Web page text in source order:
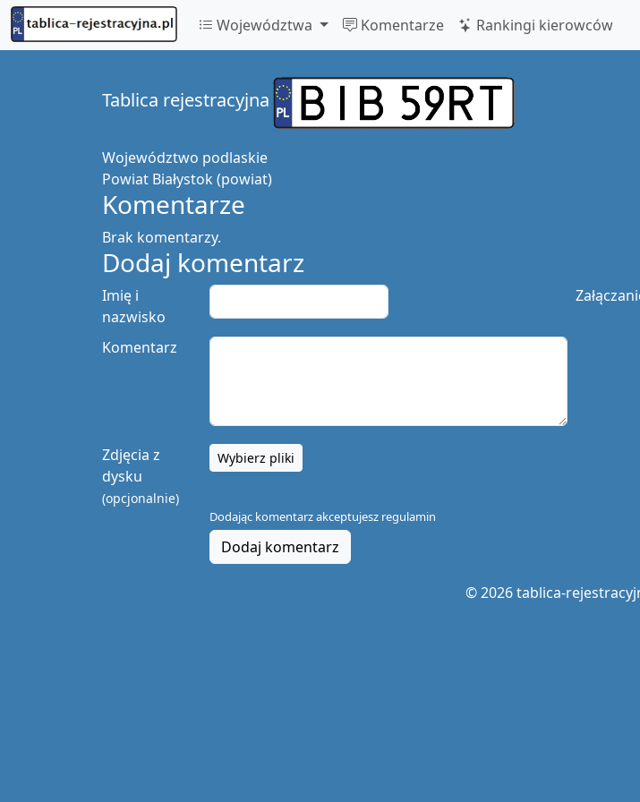
Województwa Komentarze Rankingi kierowców
Tablica rejestracyjna
Województwo podlaskie
Powiat Białystok (powiat)
Komentarze
Brak komentarzy.
Dodaj komentarz
Imię i
nazwisko
Komentarz
Zdjęcia z
dysku
(opcjonalnie)
Wybierz pliki
Dodając komentarz akceptujesz regulamin
Dodaj komentarz
© 2026 tablica-